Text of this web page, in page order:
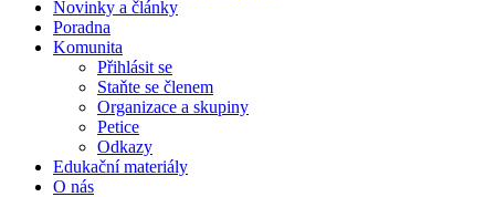
Novinky a články
Poradna
Komunita
Přihlásit se
Staňte se členem
Organizace a skupiny
Petice
Odkazy
Edukační materiály
O nás